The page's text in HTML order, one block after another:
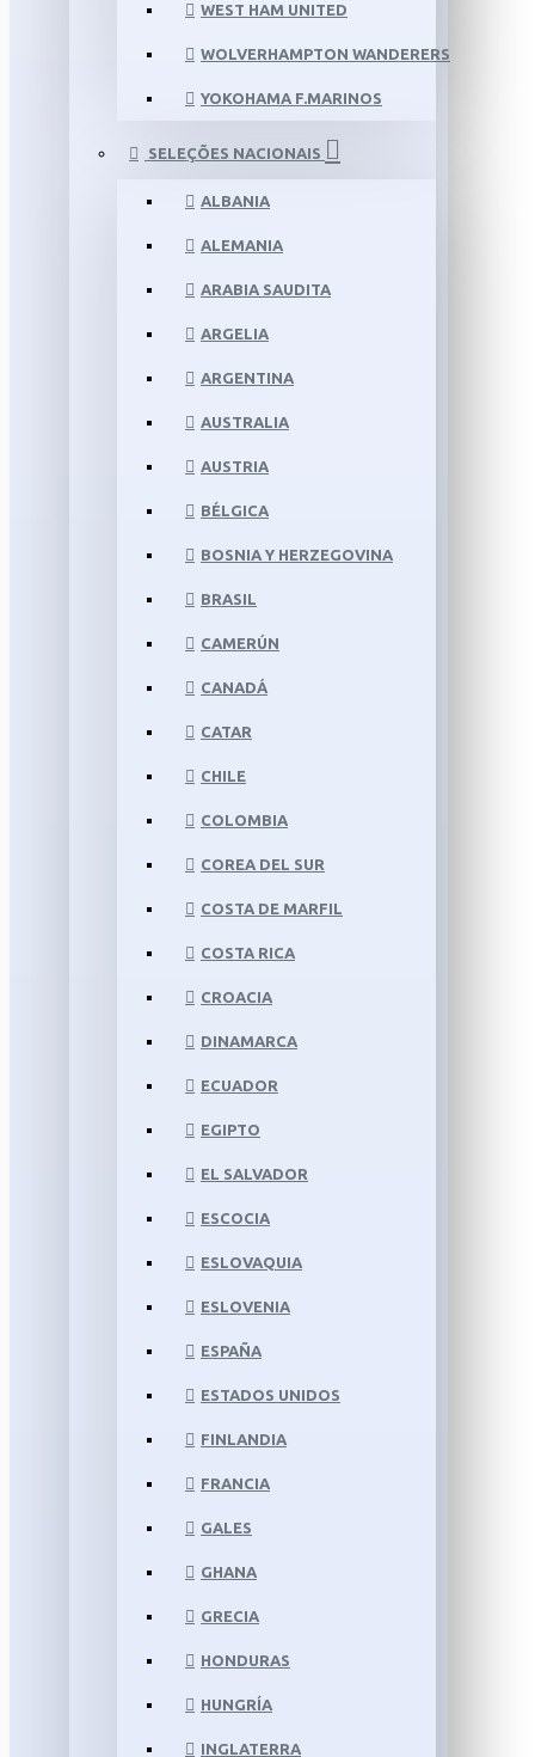
WEST HAM UNITED
WOLVERHAMPTON WANDERERS
YOKOHAMA F.MARINOS
SELEÇÕES NACIONAIS
ALBANIA
ALEMANIA
ARABIA SAUDITA
ARGELIA
ARGENTINA
AUSTRALIA
AUSTRIA
BÉLGICA
BOSNIA Y HERZEGOVINA
BRASIL
CAMERÚN
CANADÁ
CATAR
CHILE
COLOMBIA
COREA DEL SUR
COSTA DE MARFIL
COSTA RICA
CROACIA
DINAMARCA
ECUADOR
EGIPTO
EL SALVADOR
ESCOCIA
ESLOVAQUIA
ESLOVENIA
ESPAÑA
ESTADOS UNIDOS
FINLANDIA
FRANCIA
GALES
GHANA
GRECIA
HONDURAS
HUNGRÍA
INGLATERRA